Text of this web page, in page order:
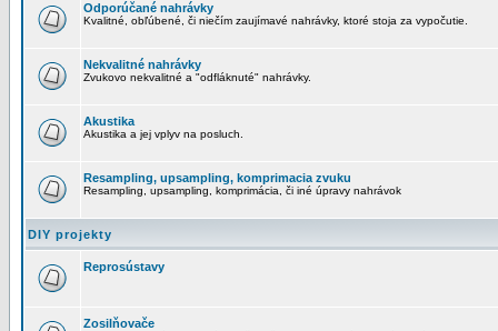
Odporúčané nahrávky
Kvalitné, obľúbené, či niečím zaujímavé nahrávky, ktoré stoja za vypočutie.
Nekvalitné nahrávky
Zvukovo nekvalitné a "odfláknuté" nahrávky.
Akustika
Akustika a jej vplyv na posluch.
Resampling, upsampling, komprimacia zvuku
Resampling, upsampling, komprimácia, či iné úpravy nahrávok
DIY projekty
Reprosústavy
Zosilňovače